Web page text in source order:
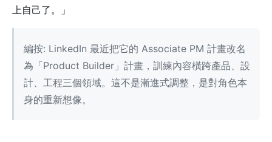
上自己了。」
編按: LinkedIn 最近把它的 Associate PM 計畫改名
為「Product Builder」計畫，訓練內容橫跨產品、設
計、工程三個領域。這不是漸進式調整，是對角色本
身的重新想像。